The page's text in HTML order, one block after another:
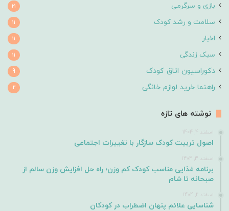
بازی و سرگرمی 21
سلامت و رشد کودک 11
اخبار 11
سبک زندگی 11
دکوراسیون اتاق کودک 9
راهنما خرید لوازم خانگی 2
نوشته های تازه
اسفند 4, 1404
اصول تربیت کودک سازگار با تغییرات اجتماعی
اسفند 3, 1404
برنامه غذایی مناسب کودک کم وزن؛ راه حل افزایش وزن سالم از
صبحانه تا شام
اسفند 2, 1404
شناسایی علائم پنهان اضطراب در کودکان